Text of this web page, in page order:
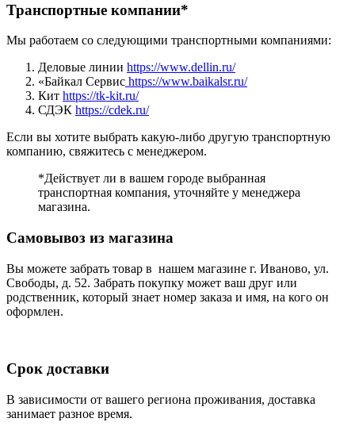
Транспортные компании*
Мы работаем со следующими транспортными компаниями:
Деловые линии https://www.dellin.ru/
«Байкал Сервис https://www.baikalsr.ru/
Кит https://tk-kit.ru/
СДЭК https://cdek.ru/
Если вы хотите выбрать какую-либо другую транспортную
компанию, свяжитесь с менеджером.
*Действует ли в вашем городе выбранная
транспортная компания, уточняйте у менеджера
магазина.
Самовывоз из магазина
Вы можете забрать товар в нашем магазине г. Иваново, ул.
Свободы, д. 52. Забрать покупку может ваш друг или
родственник, который знает номер заказа и имя, на кого он
оформлен.
Срок доставки
В зависимости от вашего региона проживания, доставка
занимает разное время.